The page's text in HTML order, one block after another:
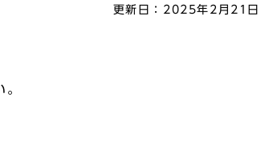
更新日： 2025年2月21日